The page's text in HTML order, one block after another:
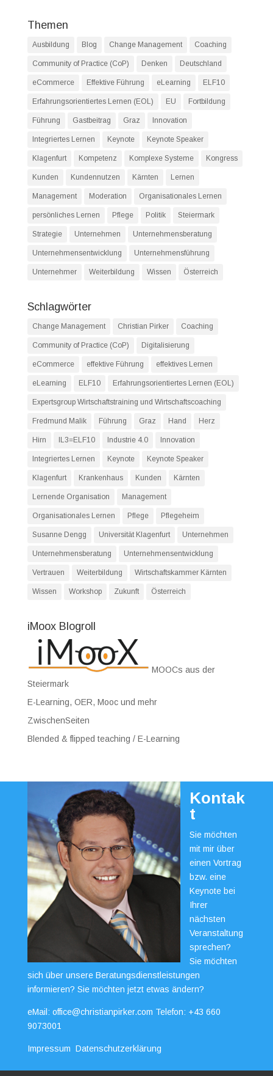
Themen
Ausbildung Blog Change Management Coaching
Community of Practice (CoP) Denken Deutschland
eCommerce Effektive Führung eLearning ELF10
Erfahrungsorientiertes Lernen (EOL) EU Fortbildung
Führung Gastbeitrag Graz Innovation
Integriertes Lernen Keynote Keynote Speaker
Klagenfurt Kompetenz Komplexe Systeme Kongress
Kunden Kundennutzen Kärnten Lernen
Management Moderation Organisationales Lernen
persönliches Lernen Pflege Politik Steiermark
Strategie Unternehmen Unternehmensberatung
Unternehmensentwicklung Unternehmensführung
Unternehmer Weiterbildung Wissen Österreich
Schlagwörter
Change Management Christian Pirker Coaching
Community of Practice (CoP) Digitalisierung
eCommerce effektive Führung effektives Lernen
eLearning ELF10 Erfahrungsorientiertes Lernen (EOL)
Expertsgroup Wirtschaftstraining und Wirtschaftscoaching
Fredmund Malik Führung Graz Hand Herz
Hirn IL3=ELF10 Industrie 4.0 Innovation
Integriertes Lernen Keynote Keynote Speaker
Klagenfurt Krankenhaus Kunden Kärnten
Lernende Organisation Management
Organisationales Lernen Pflege Pflegeheim
Susanne Dengg Universität Klagenfurt Unternehmen
Unternehmensberatung Unternehmensentwicklung
Vertrauen Weiterbildung Wirtschaftskammer Kärnten
Wissen Workshop Zukunft Österreich
iMoox Blogroll
MOOCs aus der
Steiermark
E-Learning, OER, Mooc und mehr
ZwischenSeiten
Blended & flipped teaching / E-Learning
Kontak
t
Sie möchten
mit mir über
einen Vortrag
bzw. eine
Keynote bei
Ihrer
nächsten
Veranstaltung
sprechen?
Sie möchten
sich über unsere Beratungsdienstleistungen
informieren? Sie möchten jetzt etwas ändern?
eMail: office@christianpirker.com Telefon: +43 660
9073001
Impressum Datenschutzerklärung